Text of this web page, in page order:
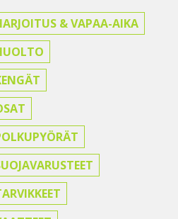
& VAPAA-AIKA